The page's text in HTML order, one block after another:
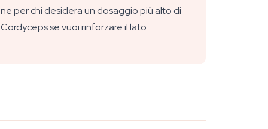
per chi desidera un dosaggio più alto di
se vuoi rinforzare il lato